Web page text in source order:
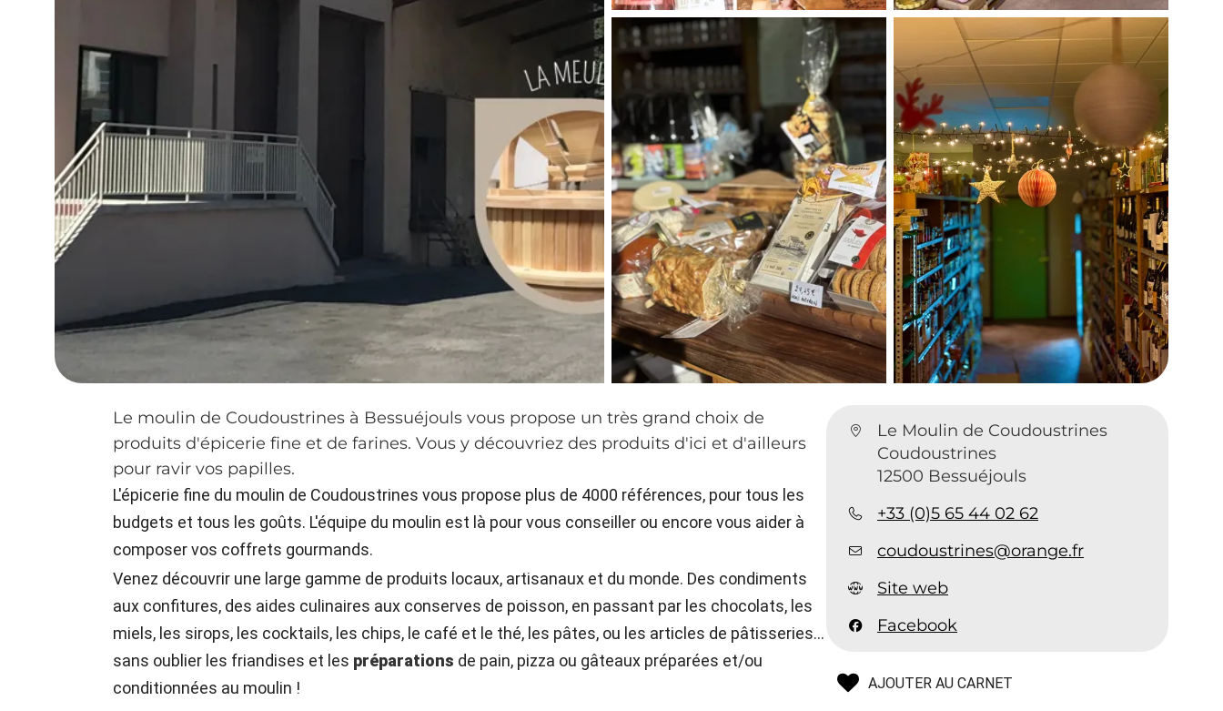
Le Moulin de Coudoustrines
Coudoustrines
12500 Bessuéjouls
+33 (0)5 65 44 02 62
coudoustrines@orange.fr
Site web
Facebook
AJOUTER AU CARNET
Le moulin de Coudoustrines à Bessuéjouls vous propose un très grand choix de
produits d'épicerie fine et de farines. Vous y découvriez des produits d'ici et d'ailleurs
pour ravir vos papilles.
L'épicerie fine du moulin de Coudoustrines vous propose plus de 4000 références, pour tous les
budgets et tous les goûts. L'équipe du moulin est là pour vous conseiller ou encore vous aider à
composer vos coffrets gourmands.
Venez découvrir une large gamme de produits locaux, artisanaux et du monde. Des condiments
aux confitures, des aides culinaires aux conserves de poisson, en passant par les chocolats, les
miels, les sirops, les cocktails, les chips, le café et le thé, les pâtes, ou les articles de pâtisseries...
sans oublier les friandises et les préparations de pain, pizza ou gâteaux préparées et/ou
conditionnées au moulin !